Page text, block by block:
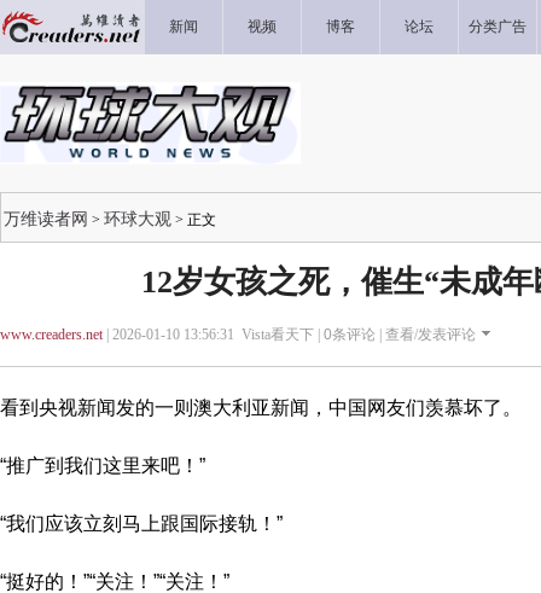
新闻 视频 博客 论坛 分类广告
万维读者网 > 环球大观 > 正文
12岁女孩之死，催生“未成
www.creaders.net| 2026-01-10 13:56:31 Vista看天下 | 0条评论 | 查看/发表评论
看到央视新闻发的一则澳大利亚新闻，中国网友们羡慕坏了。
“推广到我们这里来吧！”
“我们应该立刻马上跟国际接轨！”
“挺好的！”“关注！”“关注！”